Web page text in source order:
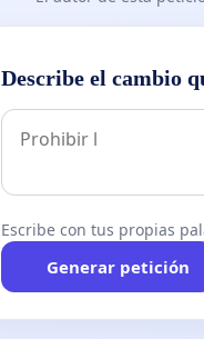
Describe el cambio
Escribe con tus propias
Generar petición